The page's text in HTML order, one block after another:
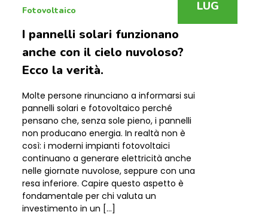
LUG
Fotovoltaico
I pannelli solari funzionano
anche con il cielo nuvoloso?
Ecco la verità.
Molte persone rinunciano a informarsi sui
pannelli solari e fotovoltaico perché
pensano che, senza sole pieno, i pannelli
non producano energia. In realtà non è
così: i moderni impianti fotovoltaici
continuano a generare elettricità anche
nelle giornate nuvolose, seppure con una
resa inferiore. Capire questo aspetto è
fondamentale per chi valuta un
investimento in un […]